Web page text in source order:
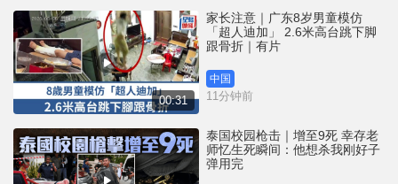
00:31
家长注意｜广东8岁男童模仿
「超人迪加」 2.6米高台跳下脚
跟骨折｜有片
中国
11分钟前
泰国校园枪击｜增至9死 幸存老
师忆生死瞬间：他想杀我刚好子
弹用完